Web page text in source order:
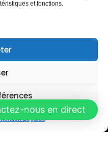
et fonctions.
Légales
nous en direct